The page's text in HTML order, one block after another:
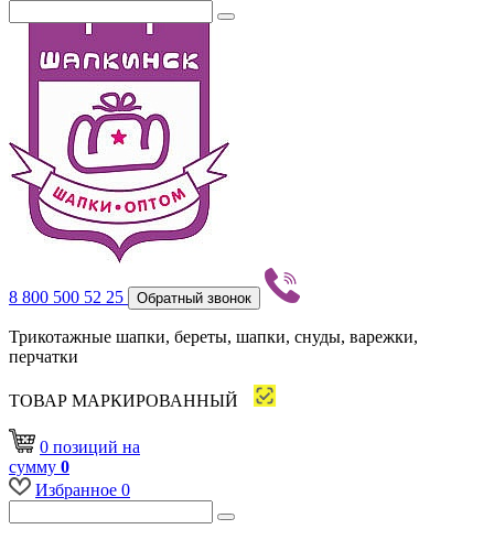
8 800 500 52 25 Обратный звонок
Трикотажные шапки, береты, шапки, снуды, варежки,
перчатки
ТОВАР МАРКИРОВАННЫЙ
0 позиций на
сумму 0
Избранное 0